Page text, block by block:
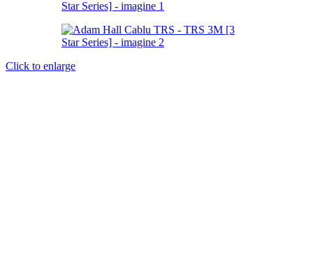
Click to enlarge